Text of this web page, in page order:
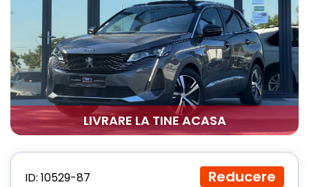
LIVRARE LA TINE ACASA
ID: 10529-87 Reducere